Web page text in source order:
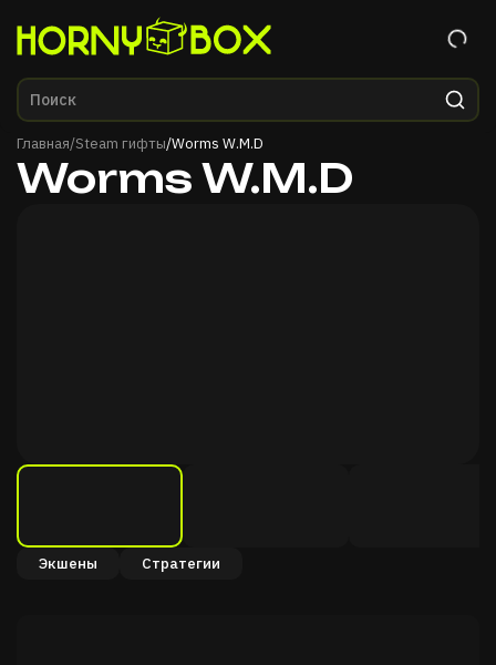
Главная/Steam гифты/Worms W.M.D
Worms W.M.D
Экшены Стратегии